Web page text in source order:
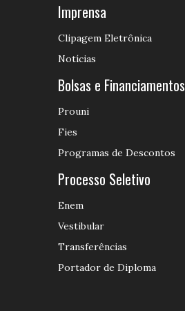
Imprensa
Clipagem Eletrônica
Notícias
Bolsas e Financiamentos
Prouni
Fies
Programas de Descontos
Processo Seletivo
Enem
Vestibular
Transferências
Portador de Diploma